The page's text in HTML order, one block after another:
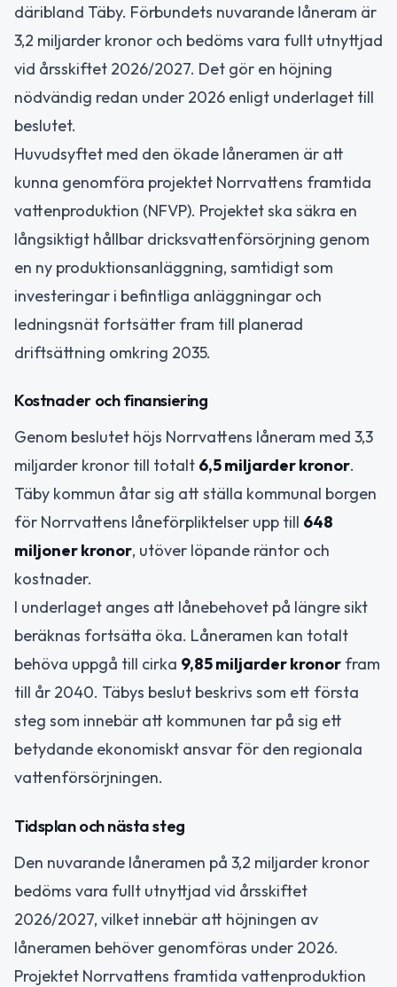
däribland Täby. Förbundets nuvarande låneram är
3,2 miljarder kronor och bedöms vara fullt utnyttjad
vid årsskiftet 2026/2027. Det gör en höjning
nödvändig redan under 2026 enligt underlaget till
beslutet.
Huvudsyftet med den ökade låneramen är att
kunna genomföra projektet Norrvattens framtida
vattenproduktion (NFVP). Projektet ska säkra en
långsiktigt hållbar dricksvattenförsörjning genom
en ny produktionsanläggning, samtidigt som
investeringar i befintliga anläggningar och
ledningsnät fortsätter fram till planerad
driftsättning omkring 2035.
Kostnader och finansiering
Genom beslutet höjs Norrvattens låneram med 3,3
miljarder kronor till totalt 6,5 miljarder kronor.
Täby kommun åtar sig att ställa kommunal borgen
för Norrvattens låneförpliktelser upp till 648
miljoner kronor, utöver löpande räntor och
kostnader.
I underlaget anges att lånebehovet på längre sikt
beräknas fortsätta öka. Låneramen kan totalt
behöva uppgå till cirka 9,85 miljarder kronor fram
till år 2040. Täbys beslut beskrivs som ett första
steg som innebär att kommunen tar på sig ett
betydande ekonomiskt ansvar för den regionala
vattenförsörjningen.
Tidsplan och nästa steg
Den nuvarande låneramen på 3,2 miljarder kronor
bedöms vara fullt utnyttjad vid årsskiftet
2026/2027, vilket innebär att höjningen av
låneramen behöver genomföras under 2026.
Projektet Norrvattens framtida vattenproduktion